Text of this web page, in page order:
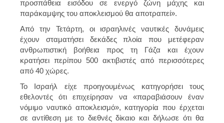
προσπάθεια εισόδου σε ενεργό ζώνη μάχης και
παράκαμψης του αποκλεισμού θα αποτραπεί».
Από την Τετάρτη, οι ισραηλινές ναυτικές δυνάμεις
έχουν σταματήσει δεκάδες πλοία που μετέφεραν
ανθρωπιστική βοήθεια προς τη Γάζα και έχουν
κρατήσει περίπου 500 ακτιβιστές από περισσότερες
από 40 χώρες.
Το Ισραήλ είχε προηγουμένως κατηγορήσει τους
εθελοντές ότι επιχείρησαν να «παραβιάσουν έναν
νόμιμο ναυτικό αποκλεισμό», κατηγορία που έρχεται
σε αντίθεση με το διεθνές δίκαιο και δήλωσε ότι θα